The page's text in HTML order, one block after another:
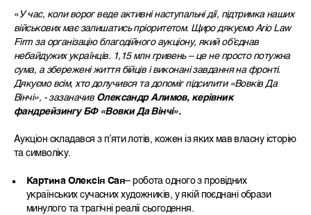
«У час, коли ворог веде активні наступальні дії, підтримка наших
військових має залишатись пріоритетом. Щиро дякуємо Ario Law
Firm за організацію благодійного аукціону, який об’єднав
небайдужих українців. 1,15 млн гривень – це не просто потужна
сума, а збережені життя бійців і виконані завдання на фронті.
Дякуємо всім, хто долучився та допоміг підсилити «Вовків Да
Вінчі», - зазаначив Олександр Алимов, керівник
фандрейзингу БФ «Вовки Да Вінчі».
Аукціон складався з п’яти лотів, кожен із яких мав власну історію
та символіку.
Картина Олексія Сая– робота одного з провідних
українських сучасних художників, у якій поєднані образи
минулого та трагічні реалії сьогодення.